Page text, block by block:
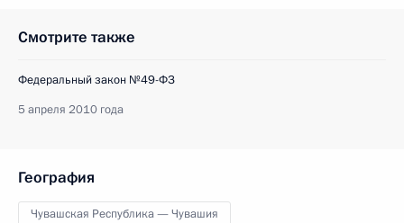
Смотрите также
Федеральный закон №49-ФЗ
5 апреля 2010 года
География
Чувашская Республика — Чувашия